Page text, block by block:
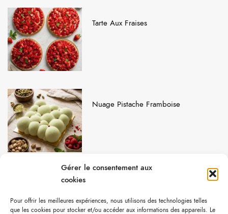
Gérer le consentement aux
cookies
Pour offrir les meilleures expériences, nous utilisons des technologies telles
que les cookies pour stocker et/ou accéder aux informations des appareils. Le
Tarte Aux Fraises
Nuage Pistache Framboise